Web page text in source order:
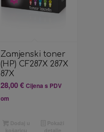
Zamjenski toner
(HP) CF287X 287X
87X
28,00€ Cijena s PDV
om